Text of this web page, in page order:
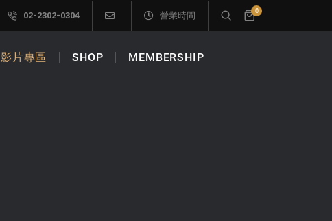
02-2302-0304 營業時間 0
影片專區 SHOP MEMBERSHIP